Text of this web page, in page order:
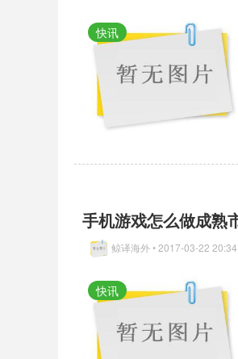
快讯
手机游戏怎么做成熟
快讯
鲸译海外 • 2017-03-22 20:34